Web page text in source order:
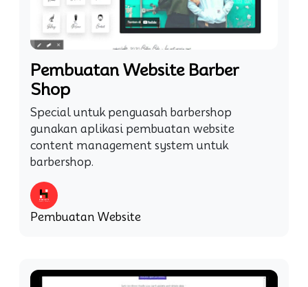
Pembuatan Website Barber
Shop
Special untuk penguasah barbershop
gunakan aplikasi pembuatan website
content management system untuk
barbershop.
Pembuatan Website